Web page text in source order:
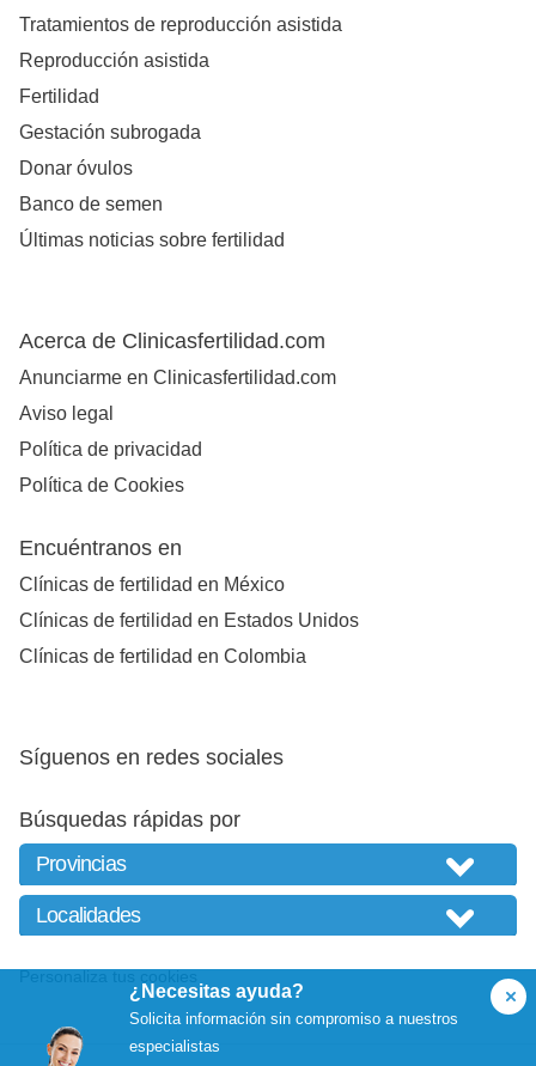
¿Necesitas ayuda?
Solicita información sin compromiso a nuestros
especialistas
Tratamientos de reproducción asistida
Reproducción asistida
Fertilidad
Gestación subrogada
Donar óvulos
Banco de semen
Últimas noticias sobre fertilidad
Acerca de Clinicasfertilidad.com
Anunciarme en Clinicasfertilidad.com
Aviso legal
Política de privacidad
Política de Cookies
Encuéntranos en
Clínicas de fertilidad en México
Clínicas de fertilidad en Estados Unidos
Clínicas de fertilidad en Colombia
Síguenos en redes sociales
Búsquedas rápidas por